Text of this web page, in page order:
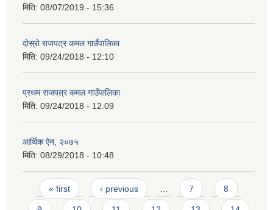
मिति: 08/07/2019 - 15:36
दोस्रो राजपत्र कमल गाउँपालिका
मिति: 09/24/2018 - 12:10
प्रथम राजपत्र कमल गाउँपालिका
मिति: 09/24/2018 - 12:09
आर्थिक ऐन, २०७५
मिति: 08/29/2018 - 10:48
Pages
« first ‹ previous 7 8